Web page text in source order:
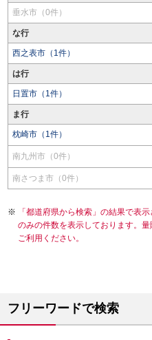
垂水市（0件）
な行
西之表市（1件）
は行
日置市（1件）
ま行
枕崎市（1件）
南九州市（0件）
南さつま市（0件）
「都道府県から検索」の結果で表
のみの件数を表示しております。
ご利用ください。
フリーワードで検索